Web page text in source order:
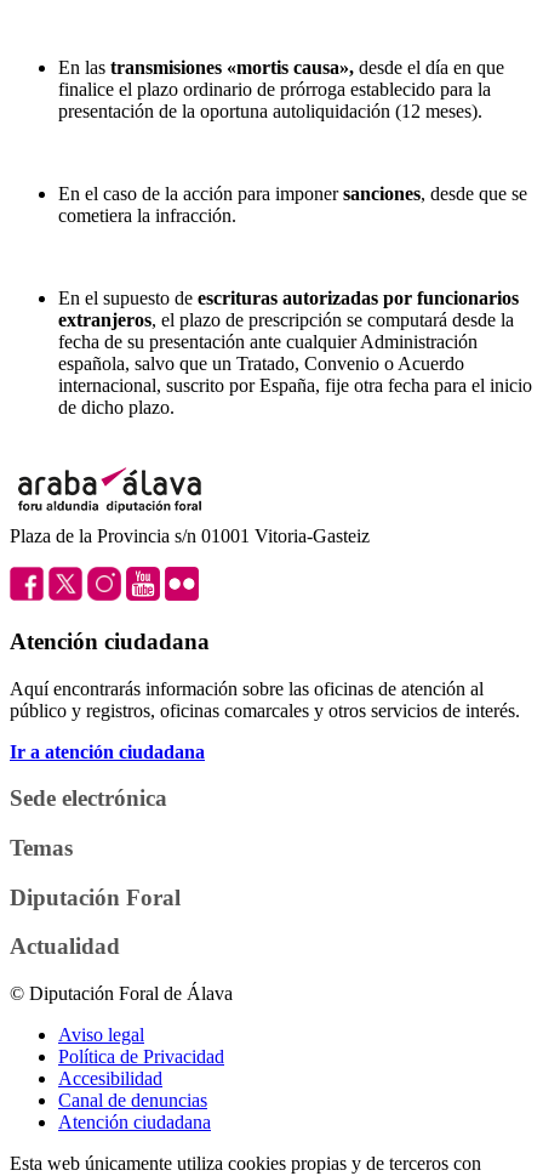
En las transmisiones «mortis causa», desde el día en que
finalice el plazo ordinario de prórroga establecido para la
presentación de la oportuna autoliquidación (12 meses).
En el caso de la acción para imponersanciones, desde que se
cometiera la infracción.
En el supuesto de escrituras autorizadas por funcionarios
extranjeros, el plazo de prescripción se computará desde la
fecha de su presentación ante cualquier Administración
española, salvo que un Tratado, Convenio o Acuerdo
internacional, suscrito por España, fije otra fecha para el inicio
de dicho plazo.
Plaza de la Provincia s/n 01001 Vitoria-Gasteiz
Atención ciudadana
Aquí encontrarás información sobre las oficinas de atención al
público y registros, oficinas comarcales y otros servicios de interés.
Ir a atención ciudadana
Sede electrónica
Temas
Diputación Foral
Actualidad
© Diputación Foral de Álava
Aviso legal
Política de Privacidad
Accesibilidad
Canal de denuncias
Atención ciudadana
Esta web únicamente utiliza cookies propias y de terceros con